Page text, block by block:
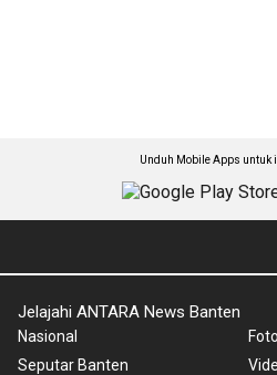
Unduh Mobile Apps untuk
Jelajahi ANTARA News Banten
Nasional
Seputar Banten
Foto